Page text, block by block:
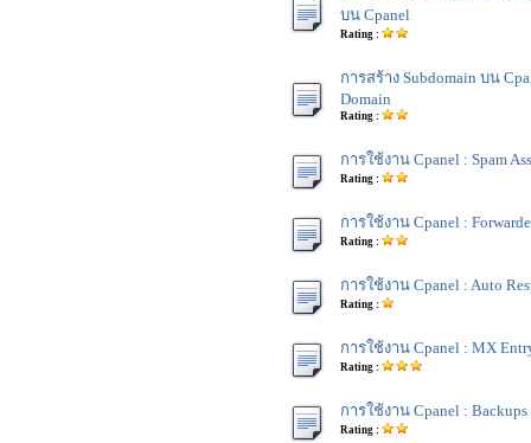
บน Cpanel
Rating :
การสร้าง Subdomain บน
Domain
Rating :
การใช้งาน Cpanel : Spam
Rating :
การใช้งาน Cpanel :
Rating :
การใช้งาน Cpanel : Auto
Rating :
การใช้งาน Cpanel : MX
Rating :
การใช้งาน Cpanel : Backups
Rating :